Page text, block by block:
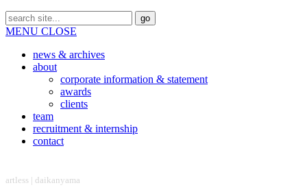
MENU CLOSE
news & archives
about
corporate information & statement
awards
clients
team
recruitment & internship
contact
artless | daikanyama